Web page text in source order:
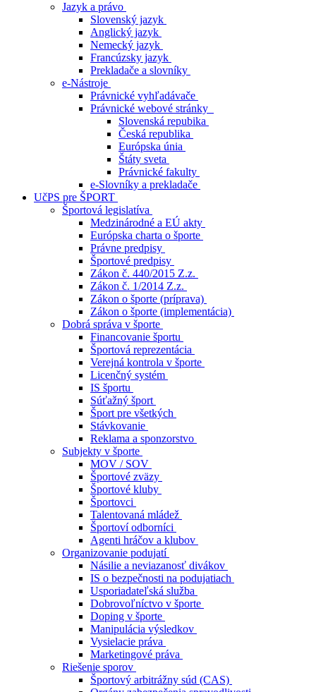
Jazyk a právo
Slovenský jazyk
Anglický jazyk
Nemecký jazyk
Francúzsky jazyk
Prekladače a slovníky
e-Nástroje
Právnické vyhľadávače
Právnické webové stránky
Slovenská repubika
Česká republika
Európska únia
Štáty sveta
Právnické fakulty
e-Slovníky a prekladače
UčPS pre ŠPORT
Športová legislatíva
Medzinárodné a EÚ akty
Európska charta o športe
Právne predpisy
Športové predpisy
Zákon č. 440/2015 Z.z.
Zákon č. 1/2014 Z.z.
Zákon o športe (príprava)
Zákon o športe (implementácia)
Dobrá správa v športe
Financovanie športu
Športová reprezentácia
Verejná kontrola v športe
Licenčný systém
IS športu
Súťažný šport
Šport pre všetkých
Stávkovanie
Reklama a sponzorstvo
Subjekty v športe
MOV / SOV
Športové zväzy
Športové kluby
Športovci
Talentovaná mládež
Športoví odborníci
Agenti hráčov a klubov
Organizovanie podujatí
Násilie a neviazanosť divákov
IS o bezpečnosti na podujatiach
Usporiadateľská služba
Dobrovoľníctvo v športe
Doping v športe
Manipulácia výsledkov
Vysielacie práva
Marketingové práva
Riešenie sporov
Športový arbitrážny súd (CAS)